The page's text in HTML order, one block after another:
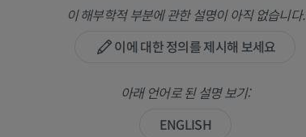
이 해부학적 부분에 관한 설명이 아직 없습니다.
이에 대한 정의를 제시해 보세요
아래 언어로 된 설명 보기:
ENGLISH